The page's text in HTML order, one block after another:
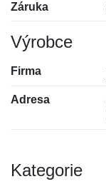
Záruka
Výrobce
Firma
Adresa
Kategorie